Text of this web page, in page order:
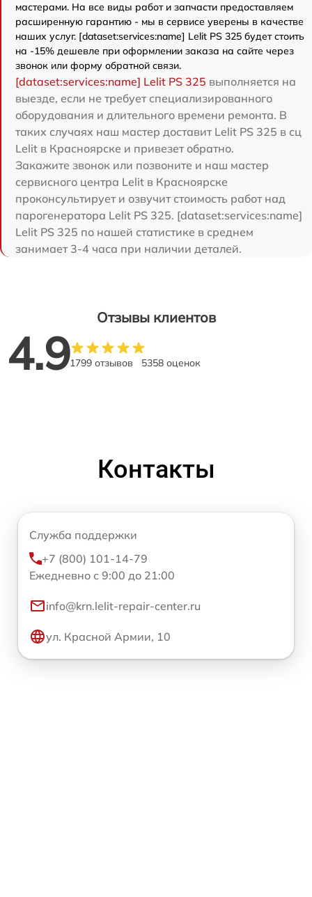
мастерами. На все виды работ и запчасти предоставляем
расширенную гарантию - мы в сервисе уверены в качестве
наших услуг. [dataset:services:name] Lelit PS 325 будет стоить
на -15% дешевле при оформлении заказа на сайте через
звонок или форму обратной связи.
[dataset:services:name] Lelit PS 325 выполняется на
выезде, если не требует специализированного
оборудования и длительного времени ремонта. В
таких случаях наш мастер доставит Lelit PS 325 в сц
Lelit в Красноярске и привезет обратно.
Закажите звонок или позвоните и наш мастер
сервисного центра Lelit в Красноярске
проконсультирует и озвучит стоимость работ над
парогенератора Lelit PS 325. [dataset:services:name]
Lelit PS 325 по нашей статистике в среднем
занимает 3-4 часа при наличии деталей.
Отзывы клиентов
4.91799 отзывов 5358 оценок
Контакты
Служба поддержки
+7 (800) 101-14-79
Ежедневно с 9:00 до 21:00
info@krn.lelit-repair-center.ru
ул. Красной Армии, 10